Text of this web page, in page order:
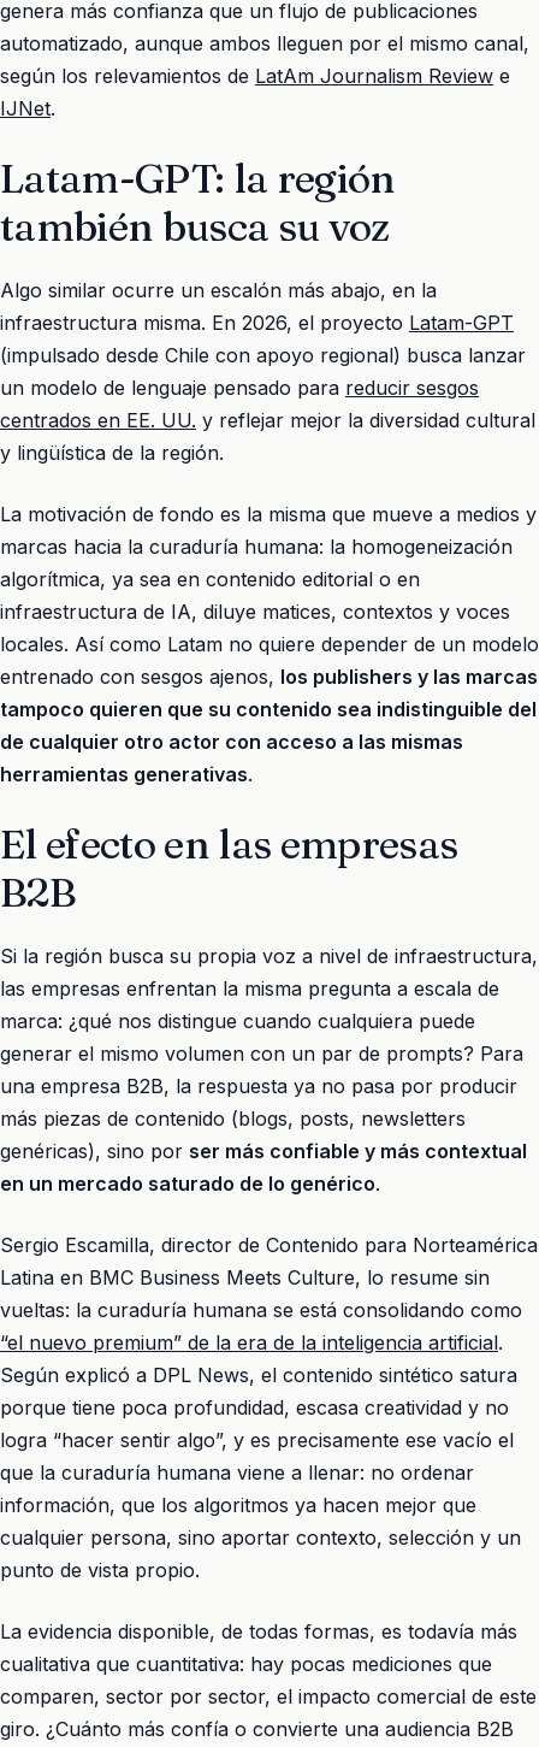
genera más confianza que un flujo de publicaciones
automatizado, aunque ambos lleguen por el mismo canal,
según los relevamientos de LatAm Journalism Review e
IJNet.
Latam-GPT: la región
también busca su voz
Algo similar ocurre un escalón más abajo, en la
infraestructura misma. En 2026, el proyecto Latam-GPT
(impulsado desde Chile con apoyo regional) busca lanzar
un modelo de lenguaje pensado para reducir sesgos
centrados en EE. UU. y reflejar mejor la diversidad cultural
y lingüística de la región.
La motivación de fondo es la misma que mueve a medios y
marcas hacia la curaduría humana: la homogeneización
algorítmica, ya sea en contenido editorial o en
infraestructura de IA, diluye matices, contextos y voces
locales. Así como Latam no quiere depender de un modelo
entrenado con sesgos ajenos, los publishers y las marcas
tampoco quieren que su contenido sea indistinguible del
de cualquier otro actor con acceso a las mismas
herramientas generativas.
El efecto en las empresas
B2B
Si la región busca su propia voz a nivel de infraestructura,
las empresas enfrentan la misma pregunta a escala de
marca: ¿qué nos distingue cuando cualquiera puede
generar el mismo volumen con un par de prompts? Para
una empresa B2B, la respuesta ya no pasa por producir
más piezas de contenido (blogs, posts, newsletters
genéricas), sino por ser más confiable y más contextual
en un mercado saturado de lo genérico.
Sergio Escamilla, director de Contenido para Norteamérica
Latina en BMC Business Meets Culture, lo resume sin
vueltas: la curaduría humana se está consolidando como
“el nuevo premium” de la era de la inteligencia artificial.
Según explicó a DPL News, el contenido sintético satura
porque tiene poca profundidad, escasa creatividad y no
logra “hacer sentir algo”, y es precisamente ese vacío el
que la curaduría humana viene a llenar: no ordenar
información, que los algoritmos ya hacen mejor que
cualquier persona, sino aportar contexto, selección y un
punto de vista propio.
La evidencia disponible, de todas formas, es todavía más
cualitativa que cuantitativa: hay pocas mediciones que
comparen, sector por sector, el impacto comercial de este
giro. ¿Cuánto más confía o convierte una audiencia B2B